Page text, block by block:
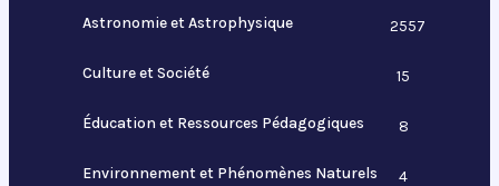
Astronomie et Astrophysique 2557
Culture et Société 15
Éducation et Ressources Pédagogiques 8
Environnement et Phénomènes Naturels 4